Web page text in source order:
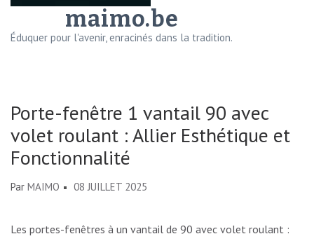
maimo.be
Éduquer pour l'avenir, enracinés dans la tradition.
Porte-fenêtre 1 vantail 90 avec
volet roulant : Allier Esthétique et
Fonctionnalité
Par MAIMO 08 JUILLET 2025
Les portes-fenêtres à un vantail de 90 avec volet roulant :